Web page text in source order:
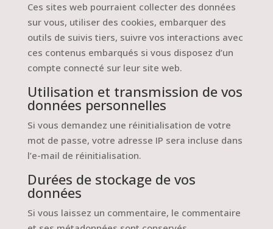
Ces sites web pourraient collecter des données
sur vous, utiliser des cookies, embarquer des
outils de suivis tiers, suivre vos interactions avec
ces contenus embarqués si vous disposez d’un
compte connecté sur leur site web.
Utilisation et transmission de vos
données personnelles
Si vous demandez une réinitialisation de votre
mot de passe, votre adresse IP sera incluse dans
l’e-mail de réinitialisation.
Durées de stockage de vos
données
Si vous laissez un commentaire, le commentaire